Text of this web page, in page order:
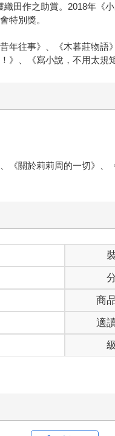
田作之助賞。2018年《
特別獎。
年往事》、《木暮莊物
、《寫小說，不用太規
關於莉莉周的一切》
商
適